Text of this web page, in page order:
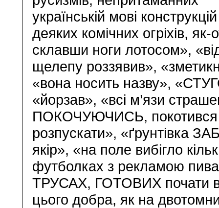
українській мові
деяких комічних огріхів,
склавши ноги лотосом»,
щелепу роззявив»,
«вона носить назву»,
«йорзав», «всі м’язи
ПОКОЧУЮЧИСЬ, покотився
розпускати», «ґрунтівка
якір», «на поле вибігло
футболках з рекламою
ТРУСАХ, ГОТОВИХ почати
цього добра, як на